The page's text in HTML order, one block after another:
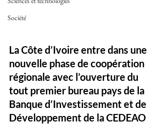
Société
La Côte d’Ivoire entre dans une
nouvelle phase de coopération
régionale avec l’ouverture du
tout premier bureau pays de la
Banque d’Investissement et de
Développement de la CEDEAO